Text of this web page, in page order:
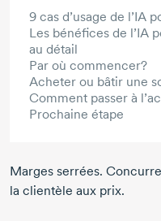
9 cas d’usage de l’IA
Les bénéfices de l’IA
au détail
Par où commencer?
Acheter ou bâtir une
Comment passer à
Prochaine étape
Marges serrées.
la clientèle aux prix.